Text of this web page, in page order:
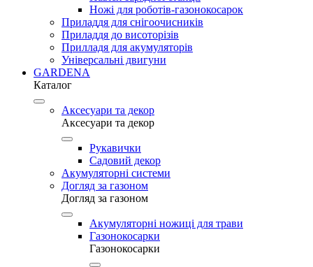
Ножі для роботів-газонокосарок
Приладдя для снігоочисників
Приладдя до висоторізів
Прилладя для акумуляторів
Універсальні двигуни
GARDENA
Каталог
Аксесуари та декор
Аксесуари та декор
Рукавички
Садовий декор
Акумуляторні системи
Догляд за газоном
Догляд за газоном
Акумуляторні ножиці для трави
Газонокосарки
Газонокосарки